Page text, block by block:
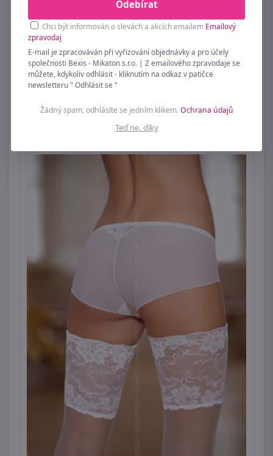
Dámské kalhotky 58 white
259 Kč
Odebírat
Chci být informován o slevách a akcích emailem Emailový
zpravodaj
E-mail je zpracováván při vyřizování objednávky a pro účely
společnosti Bexis - Mikaton s.r.o. | Z emailového zpravodaje se
můžete, kdykoliv odhlásit - kliknutím na odkaz v patičce
newsletteru " Odhlásit se "
Žádný spam, odhlásíte se jedním klikem.Ochrana údajů
Teď ne, díky